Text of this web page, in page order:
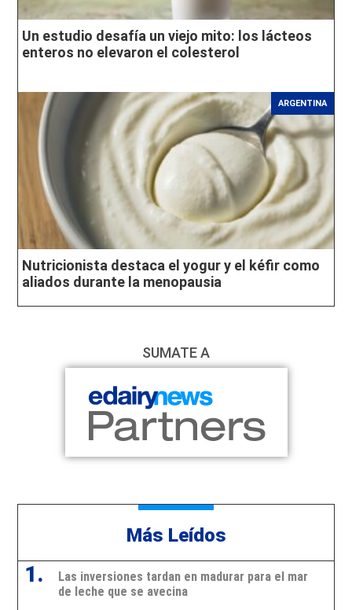
Un estudio desafía un viejo mito: los lácteos
enteros no elevaron el colesterol
ARGENTINA
Nutricionista destaca el yogur y el kéfir como
aliados durante la menopausia
SUMATE A
Más Leídos
1.
Las inversiones tardan en madurar para el mar
de leche que se avecina